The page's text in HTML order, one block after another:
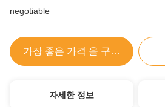
negotiable
가장 좋은 가격 을 구하라
자세한 정보